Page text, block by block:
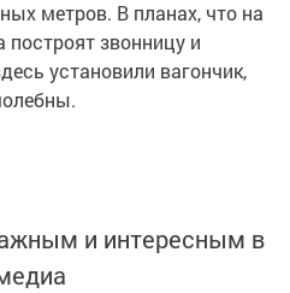
метров. В планах, что на
звонницу и
установили вагончик,
и интересным в